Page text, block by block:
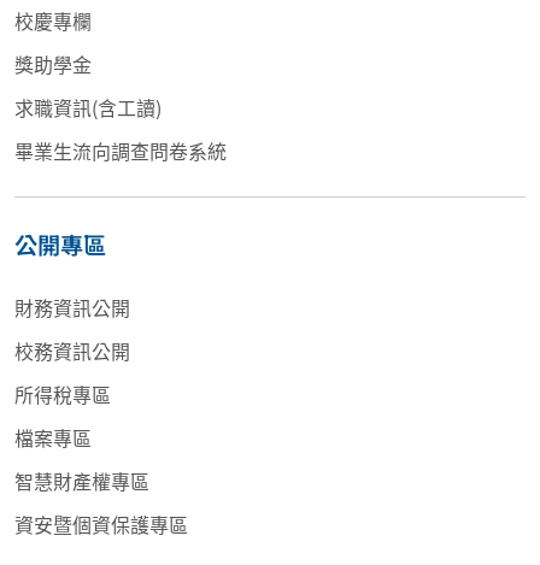
校慶專欄
獎助學金
求職資訊(含工讀)
畢業生流向調查問卷系統
公開專區
財務資訊公開
校務資訊公開
所得稅專區
檔案專區
智慧財產權專區
資安暨個資保護專區